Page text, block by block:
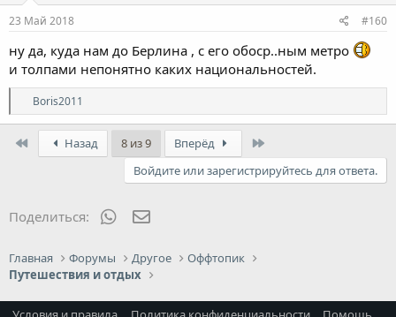
23 Май 2018 #160
ну да, куда нам до Берлина , с его обоср..ным метро
и толпами непонятно каких национальностей.
Р
е
а
Boris2011
Назад 8 из 9 Вперёд
Войдите или зарегистрируйтесь для ответа.
Поделиться: WhatsApp
Главная Форумы Другое
Оффтопик
Путешествия и отдых